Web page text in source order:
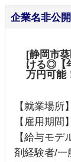
企業名非公
[静岡市
ける◎【
万円可能
【就業場所
【雇用期間
【給与モ
剤経験者/一